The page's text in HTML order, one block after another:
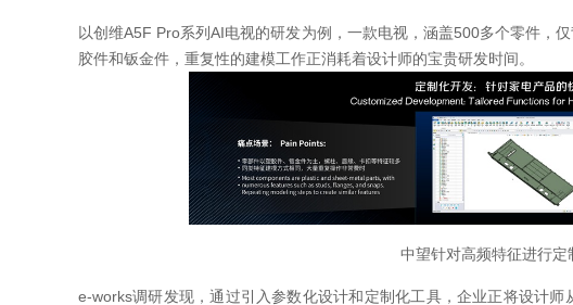
以创维A5F Pro系列AI电视的研发为例，一款电视，涵盖500多个零件，
胶件和钣金件，重复性的建模工作正消耗着设计师的宝贵研发时间。
中望针对高频特征进行定
e-works调研发现，通过引入参数化设计和定制化工具，企业正将设计